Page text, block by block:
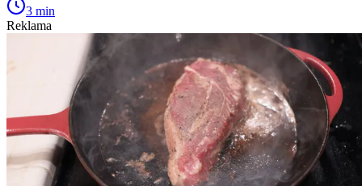
3 min
Reklama